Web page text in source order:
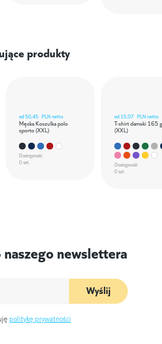
produkty
od50,45 PLN netto
Męska Koszulka polo
sporto (XXL)
Dostępność
0 szt.
od 15,07 PLN netto
T-shirt damski 165
(XXL)
Dostępność
0 szt.
newslettera
Wyślij
politykę prywatności